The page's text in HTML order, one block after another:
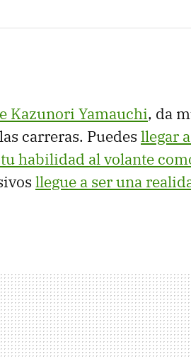
Kazunori Yamauchi, da
carreras. Puedes llegar
habilidad al volante
llegue a ser una